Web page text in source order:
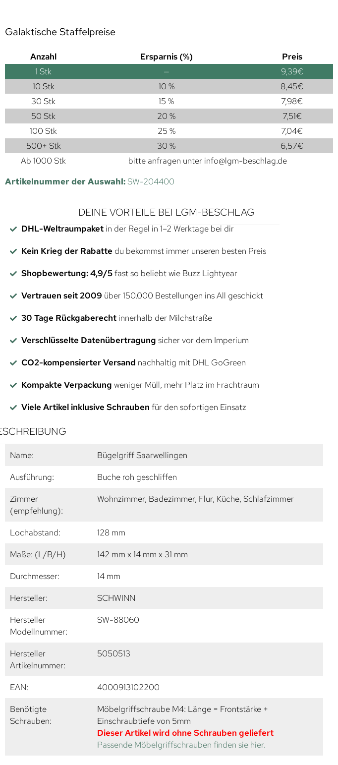
Galaktische Staffelpreise
Anzahl Ersparnis (%)
Preis
1 Stk — 9,39€
10 Stk
10 % 8,45€
30 Stk
15 % 7,98€
50 Stk
20 % 7,51€
100 Stk
25 % 7,04€
500+ Stk
30 % 6,57€
Ab 1000 Stk
bitte anfragen unter info@lgm-beschlag.de
Artikelnummer der Auswahl:SW-204400
DEINE VORTEILE BEI LGM-BESCHLAG
DHL-Weltraumpaketin der Regel in 1–2 Werktage bei dir
Kein Krieg der Rabatte du bekommst immer unseren besten Preis
Shopbewertung: 4,9/5fast so beliebt wie Buzz Lightyear
Vertrauen seit 2009 über 150.000 Bestellungen ins All geschickt
30 Tage Rückgaberechtinnerhalb der Milchstraße
Verschlüsselte Datenübertragung sicher vor dem Imperium
CO2-kompensierter Versand nachhaltig mit DHL GoGreen
Kompakte Verpackung weniger Müll, mehr Platz im Frachtraum
Viele Artikel inklusive Schrauben für den sofortigen Einsatz
Name:
Bügelgriff Saarwellingen
Ausführung:
Buche roh geschliffen
Zimmer
(empfehlung):
Wohnzimmer, Badezimmer, Flur, Küche, Schlafzimmer
Lochabstand:
128 mm
Maße: (L/B/H)
142 mm x 14 mm x 31 mm
Durchmesser:
14 mm
Hersteller:
SCHWINN
Hersteller
Modellnummer:
SW-88060
Hersteller
Artikelnummer:
5050513
EAN:
4000913102200
Benötigte
Schrauben:
Möbelgriffschraube M4: Länge = Frontstärke +
Einschraubtiefe von 5mm
Dieser Artikel wird ohne Schrauben geliefert
Passende Möbelgriffschrauben finden sie hier.